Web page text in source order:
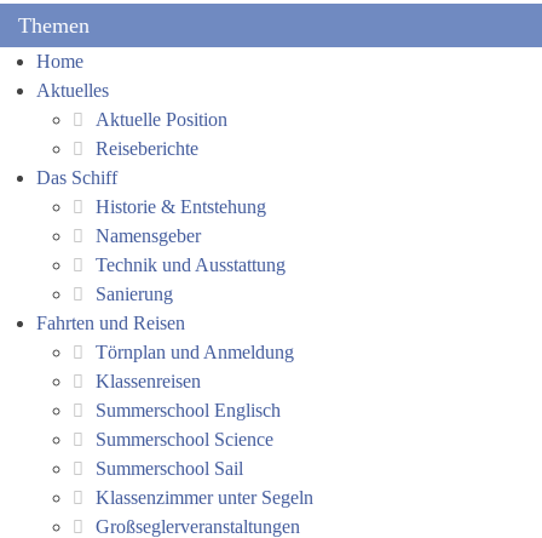
Themen
Home
Aktuelles
Aktuelle Position
Reiseberichte
Das Schiff
Historie & Entstehung
Namensgeber
Technik und Ausstattung
Sanierung
Fahrten und Reisen
Törnplan und Anmeldung
Klassenreisen
Summerschool Englisch
Summerschool Science
Summerschool Sail
Klassenzimmer unter Segeln
Großseglerveranstaltungen